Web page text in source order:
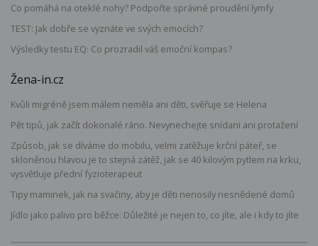
Co pomáhá na oteklé nohy? Podpořte správné proudění lymfy
TEST: Jak dobře se vyznáte ve svých emocích?
Výsledky testu EQ: Co prozradil váš emoční kompas?
Žena-in.cz
Kvůli migréně jsem málem neměla ani děti, svěřuje se Helena
Pět tipů, jak začít dokonalé ráno. Nevynechejte snídani ani protažení
Způsob, jak se díváme do mobilu, velmi zatěžuje krční páteř, se
skloněnou hlavou je to stejná zátěž, jak se 40 kilovým pytlem na krku,
vysvětluje přední fyzioterapeut
Tipy maminek, jak na svačiny, aby je děti nenosily nesnědené domů
Jídlo jako palivo pro běžce: Důležité je nejen to, co jíte, ale i kdy to jíte